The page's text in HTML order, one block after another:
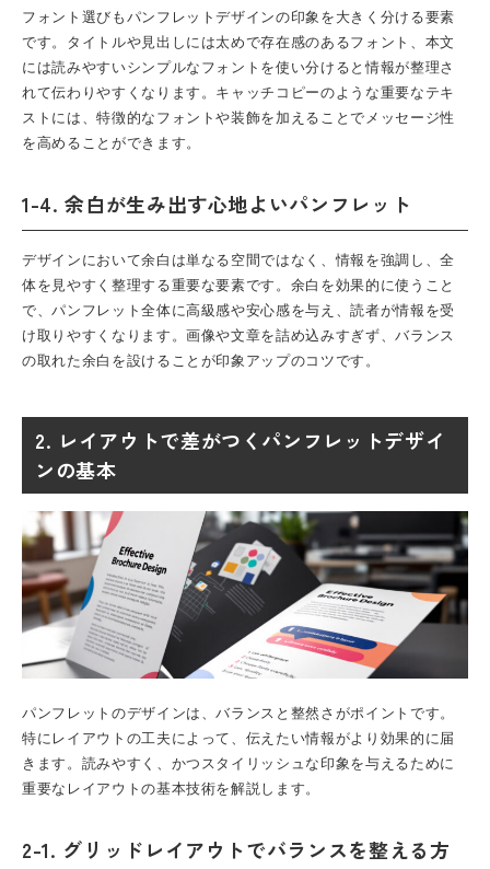
フォント選びも パンフレットデザインの印象を大きく分ける要素
です。タイトルや見出しには太めで存在感のあるフォント、本文
には読みやすいシンプルなフォントを使い分けると情報が整理さ
れて伝わりやすくなります。キャッチコピーのような重要なテキ
ストには、特徴的なフォントや装飾を加えることでメッセージ性
を高めることができます。
1-4. 余白が生み出す心地よいパンフレット
デザインにおいて余白は単なる空間ではなく、情報を強調し、全
体を見やすく整理する重要な要素です。余白を効果的に使うこと
で、パンフレット全体に高級感や安心感を与え、読者が情報を受
け取りやすくなります。画像や文章を詰め込みすぎず、バランス
の取れた余白を設けることが印象アップのコツです。
2. レイアウトで差がつくパンフレットデザイ
ンの基本
パンフレット のデザインは、バランスと整然さがポイントです。
特にレイアウトの工夫によって、伝えたい情報がより効果的に届
きます。読みやすく、かつスタイリッシュな印象を与えるために
重要なレイアウトの基本技術を解説します。
2-1. グリッドレイアウトでバランスを整える方